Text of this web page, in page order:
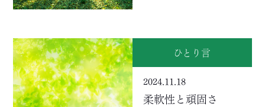
ひとり言
2024.11.18
柔軟性と頑固さ